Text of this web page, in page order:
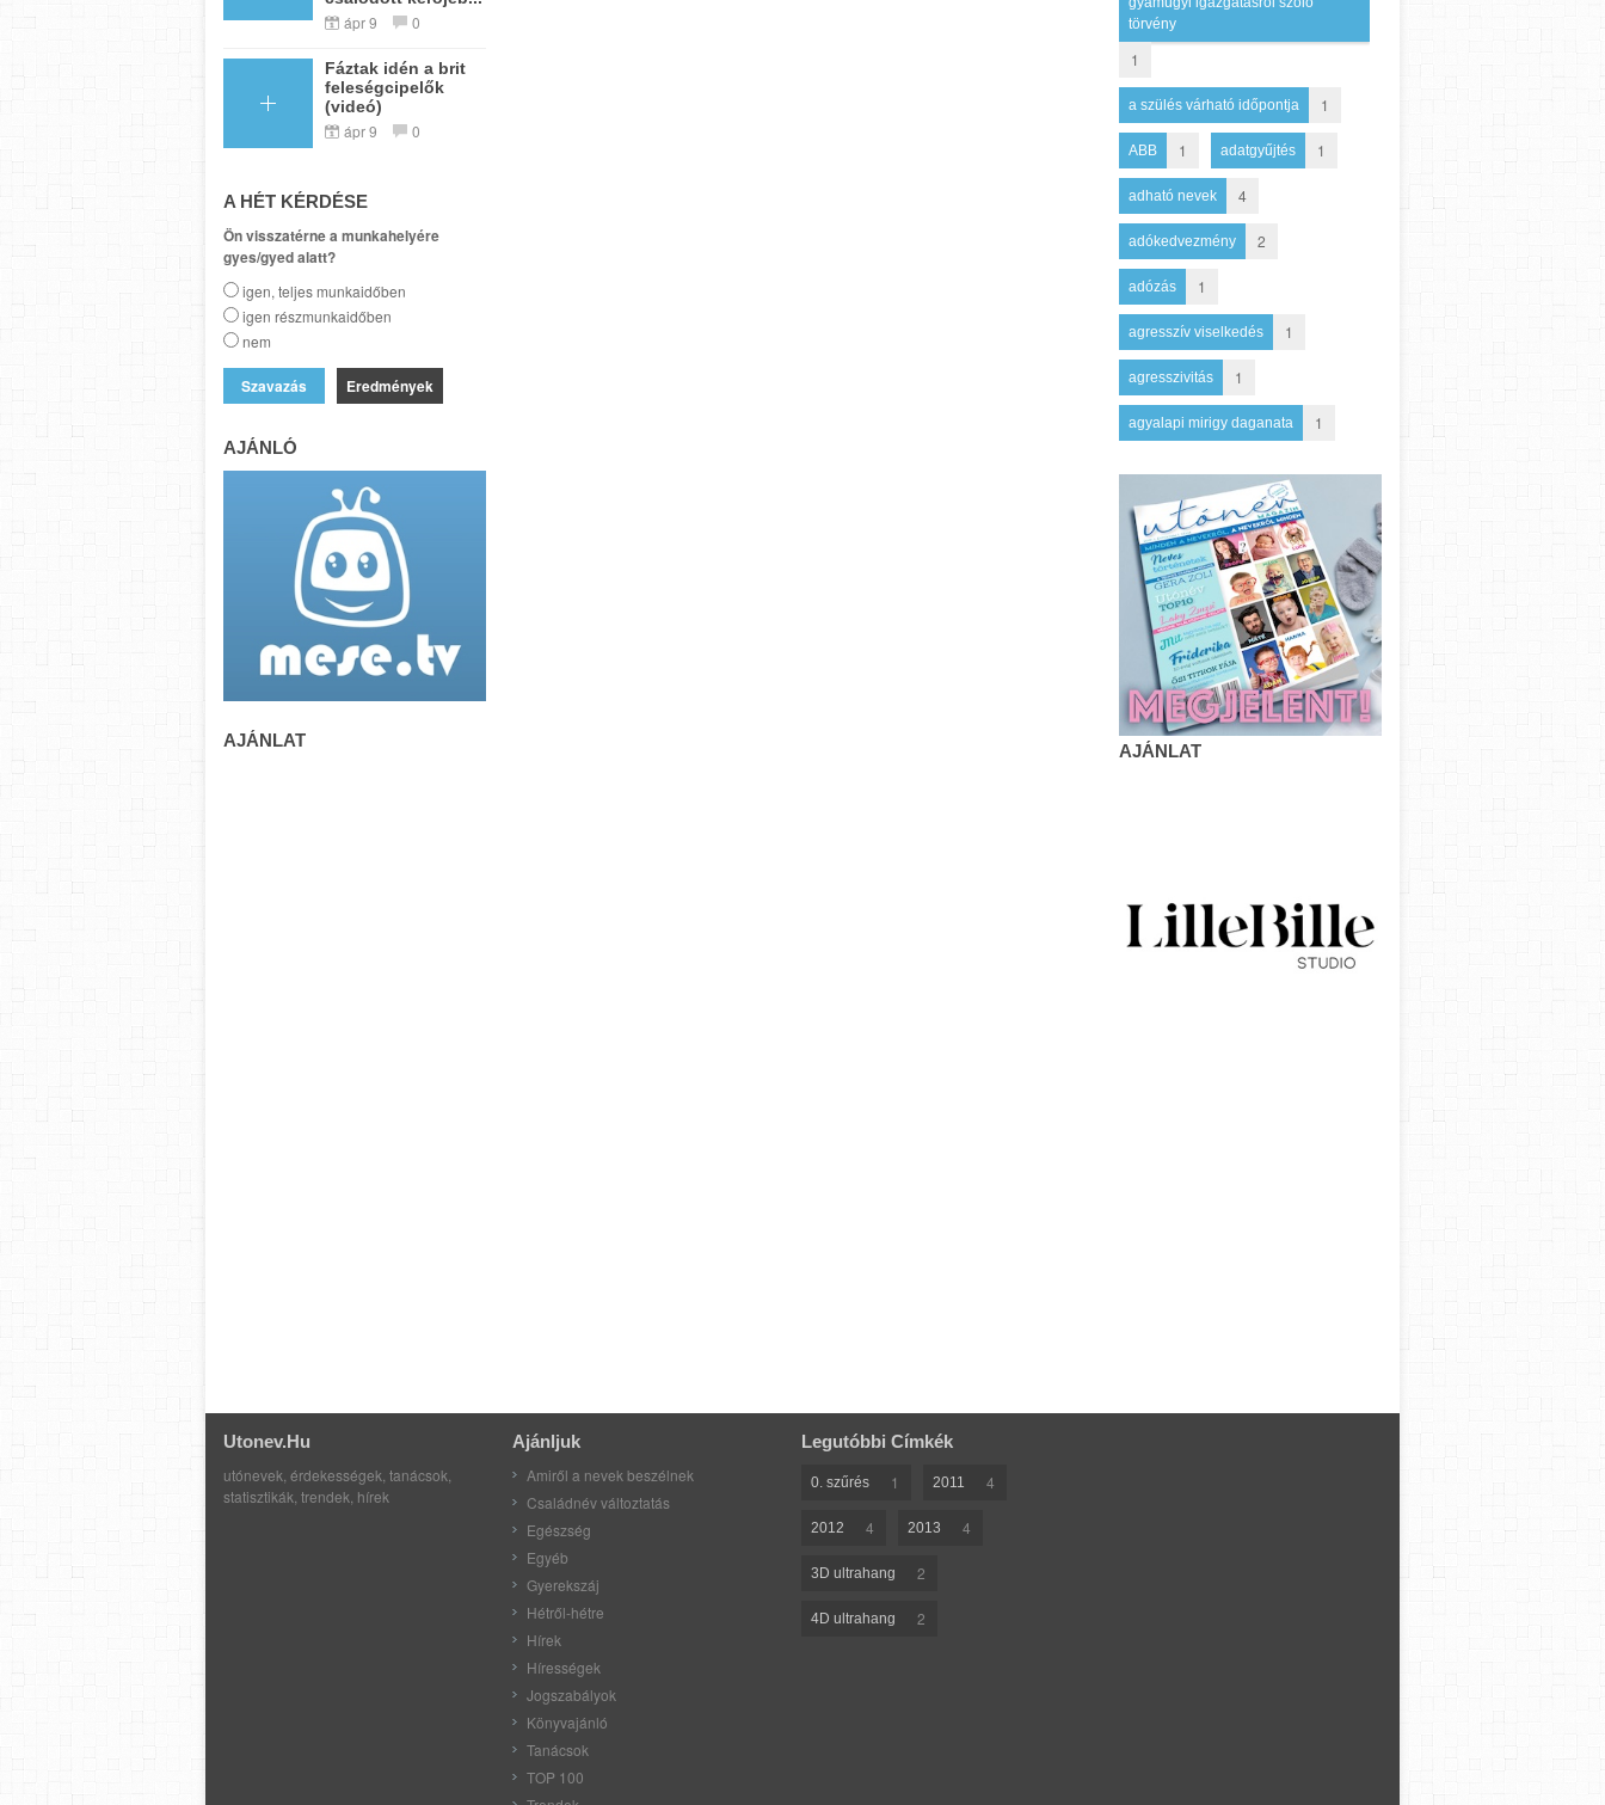
ápr 9 0
Fáztak idén a brit
feleségcipelők
(videó)
ápr 9 0
A HÉT KÉRDÉSE
Ön visszatérne a munkahelyére
gyes/gyed alatt?
igen, teljes munkaidőben
igen részmunkaidőben
nem
Eredmények
AJÁNLÓ
AJÁNLAT
törvény
1
a szülés várható időpontja 1
ABB 1 adatgyűjtés 1
adható nevek 4
adókedvezmény 2
adózás 1
agresszív viselkedés 1
agresszivitás 1
agyalapi mirigy daganata 1
AJÁNLAT
Utonev.hu
utónevek, érdekességek, tanácsok,
statisztikák, trendek, hírek
Ajánljuk
Amiről a nevek beszélnek
Családnév változtatás
Egészség
Egyéb
Gyerekszáj
Hétről-hétre
Hírek
Hírességek
Jogszabályok
Könyvajánló
Tanácsok
TOP 100
Legutóbbi Címkék
0. szűrés 1 2011 4
2012 4 2013 4
3D ultrahang 2
4D ultrahang 2